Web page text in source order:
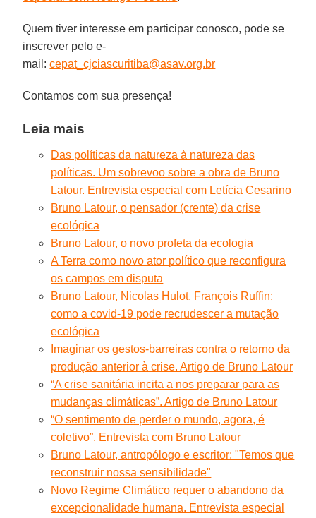
Quem tiver interesse em participar conosco, pode se
inscrever pelo e-
mail:cepat_cjciascuritiba@asav.org.br
Contamos com sua presença!
Leia mais
Das políticas da natureza à natureza das
políticas. Um sobrevoo sobre a obra de Bruno
Latour. Entrevista especial com Letícia Cesarino
Bruno Latour, o pensador (crente) da crise
ecológica
Bruno Latour, o novo profeta da ecologia
A Terra como novo ator político que reconfigura
os campos em disputa
Bruno Latour, Nicolas Hulot, François Ruffin:
como a covid-19 pode recrudescer a mutação
ecológica
Imaginar os gestos-barreiras contra o retorno da
produção anterior à crise. Artigo de Bruno Latour
“A crise sanitária incita a nos preparar para as
mudanças climáticas”. Artigo de Bruno Latour
“O sentimento de perder o mundo, agora, é
coletivo”. Entrevista com Bruno Latour
Bruno Latour, antropólogo e escritor: "Temos que
reconstruir nossa sensibilidade"
Novo Regime Climático requer o abandono da
excepcionalidade humana. Entrevista especial